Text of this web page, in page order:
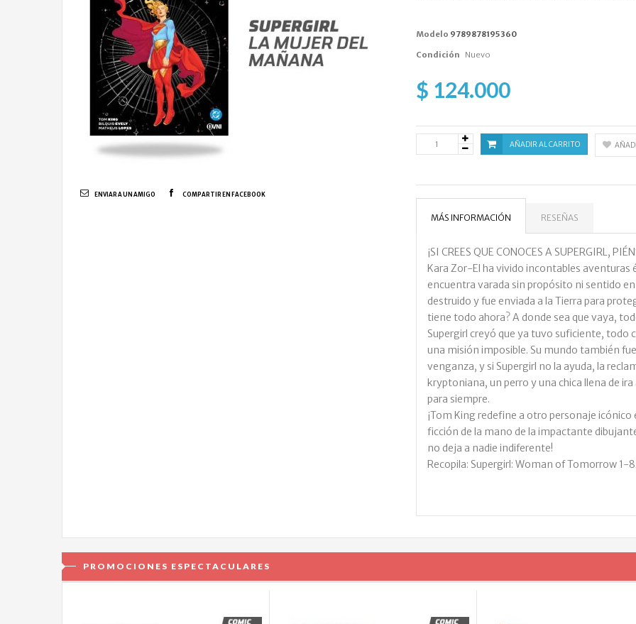
ENVIAR A UN AMIGO COMPARTIR EN FACEBOOK
Modelo 9789878195360
Condición Nuevo
$ 124.000
AÑADIR AL CARRITO
MÁS INFORMACIÓN RESEÑAS
¡SI CREES QUE CONOCES A SUPERGIRL,
Kara Zor-El ha vivido incontables aventuras
encuentra varada sin propósito ni sentido
destruido y fue enviada a la Tierra para
tiene todo ahora? A donde sea que vaya,
Supergirl creyó que ya tuvo suficiente, todo
una misión imposible. Su mundo también
venganza, y si Supergirl no la ayuda, la
kryptoniana, un perro y una chica llena de
para siempre.
¡Tom King redefine a otro personaje
ficción de la mano de la impactante
no deja a nadie indiferente!
Recopila: Supergirl: Woman of Tomorrow 1-8.
PROMOCIONES ESPECTACULARES